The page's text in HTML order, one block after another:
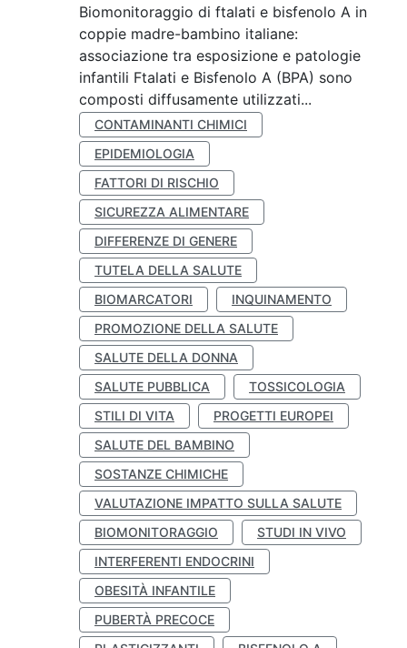
Biomonitoraggio di ftalati e bisfenolo A in
coppie madre-bambino italiane:
associazione tra esposizione e patologie
infantili Ftalati e Bisfenolo A (BPA) sono
composti diffusamente utilizzati...
CONTAMINANTI CHIMICI
EPIDEMIOLOGIA
FATTORI DI RISCHIO
SICUREZZA ALIMENTARE
DIFFERENZE DI GENERE
TUTELA DELLA SALUTE
BIOMARCATORI
INQUINAMENTO
PROMOZIONE DELLA SALUTE
SALUTE DELLA DONNA
SALUTE PUBBLICA
TOSSICOLOGIA
STILI DI VITA
PROGETTI EUROPEI
SALUTE DEL BAMBINO
SOSTANZE CHIMICHE
VALUTAZIONE IMPATTO SULLA SALUTE
BIOMONITORAGGIO
STUDI IN VIVO
INTERFERENTI ENDOCRINI
OBESITÀ INFANTILE
PUBERTÀ PRECOCE